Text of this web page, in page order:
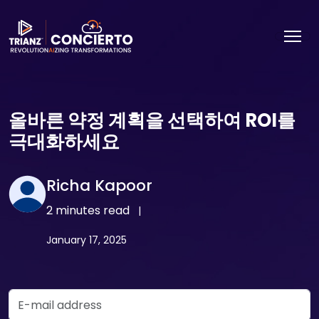
올바른 약정 계획을 선택하여 ROI를
극대화하세요
Richa Kapoor
2 minutes read |
January 17, 2025
Email Address